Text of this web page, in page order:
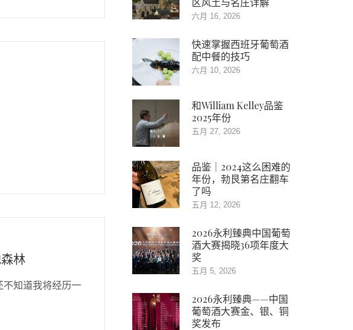
林
不知道我将经历一
六月 16, 2026
快速掌握西班牙葡萄酒
配中餐的技巧
六月 10, 2026
和William Kelley品鉴
2025年份
五月 27, 2026
品鉴｜2024这么困难的
年份，勃艮第名庄翻车
了吗
五月 12, 2026
2026永利臻典中国葡萄
酒大赛揭晓36项年度大
奖
五月 5, 2026
2026永利臻典——中国
葡萄酒大赛金、银、铜
奖发布